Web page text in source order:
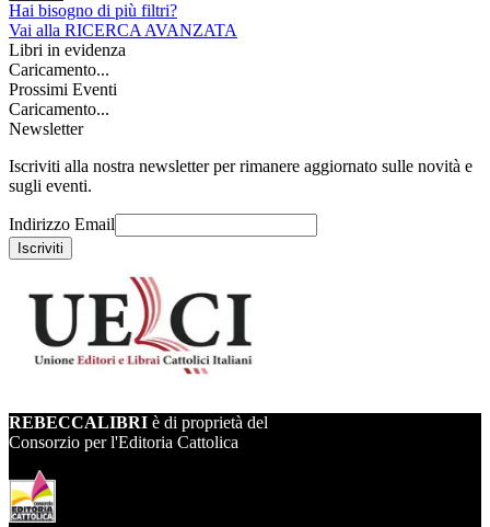
Hai bisogno di più filtri?
Vai alla RICERCA AVANZATA
Libri in evidenza
Caricamento...
Prossimi Eventi
Caricamento...
Newsletter
Iscriviti alla nostra newsletter per rimanere aggiornato sulle novità e
sugli eventi.
Indirizzo Email
Iscriviti
REBECCALIBRI è di proprietà del
Consorzio per l'Editoria Cattolica